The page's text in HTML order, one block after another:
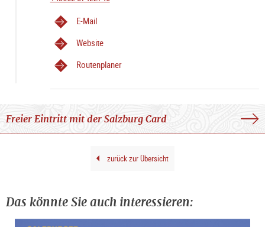
1873 kam das Häuschen auf Initiative der Stiftung
Mozarteum nach Salzburg.
Das kleine Holzhaus steht im Innenhof des Mozart-
Wohnhauses. Es ist als fixe Attraktion in den
erstrahlte.
E-Mail
Website
Routenplaner
Freier Eintritt mit der Salzburg Card
zurück zur Übersicht
Das könnte Sie auch interessieren: